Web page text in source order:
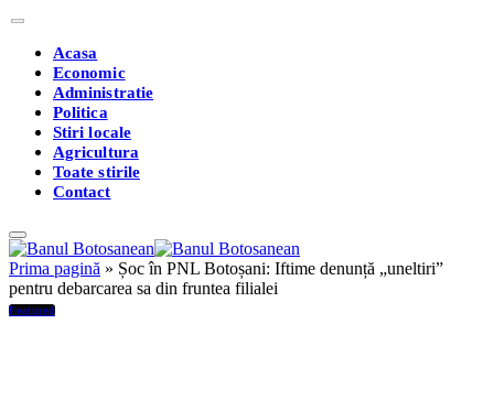
Acasa
Economic
Administratie
Politica
Stiri locale
Agricultura
Toate stirile
Contact
Prima pagină » Șoc în PNL Botoșani: Iftime denunță „uneltiri”
pentru debarcarea sa din fruntea filialei
Featured